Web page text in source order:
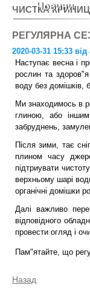
Новини
ЧИСТКА
РЕГУЛЯРНА
2020-03-31 15:33
Наступає весна і
рослин та
воду без домішків,
Ми знаходимось в
глиною, або
забруднень,
Після зими, тає
плином часу
підтриувати
верхньому шарі
органічні домішки
Далі важливо
відповідного
провести огляд і
Пам"ятайте, що
Назад